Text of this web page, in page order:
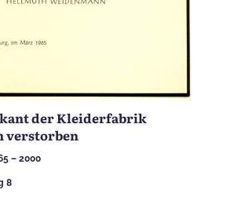
der Kleiderfabrik
verstorben
– 2000
8